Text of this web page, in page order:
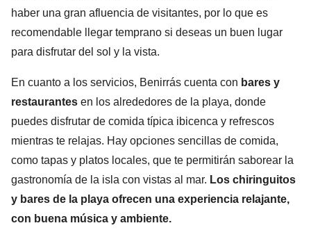
haber una gran afluencia de visitantes, por lo que es
recomendable llegar temprano si deseas un buen lugar
para disfrutar del sol y la vista.
En cuanto a los servicios, Benirrás cuenta con bares y
restaurantes en los alrededores de la playa, donde
puedes disfrutar de comida típica ibicenca y refrescos
mientras te relajas. Hay opciones sencillas de comida,
como tapas y platos locales, que te permitirán saborear la
gastronomía de la isla con vistas al mar. Los chiringuitos
y bares de la playa ofrecen una experiencia relajante,
con buena música y ambiente.